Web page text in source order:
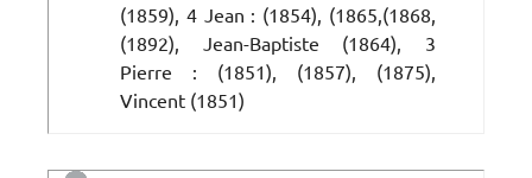
(1859), 4 Jean : (1854), (1865,(1868,
(1892), Jean-Baptiste (1864), 3
Pierre : (1851), (1857), (1875),
Vincent (1851)